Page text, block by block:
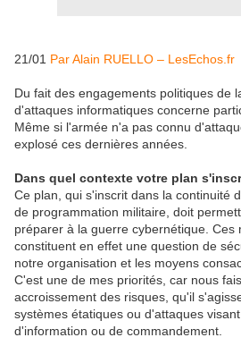
21/01 Par Alain RUELLO – LesEchos.fr
Du fait des engagements politiques de
d'attaques informatiques concerne
Même si l'armée n'a pas connu
explosé ces dernières années.
Dans quel contexte votre plan
Ce plan, qui s'inscrit dans la continuité
de programmation militaire, doit
préparer à la guerre cybernétique. Ces
constituent en effet une question de
notre organisation et les moyens
C'est une de mes priorités, car nous
accroissement des risques, qu'il
systèmes étatiques ou d'attaques
d'information ou de commandement.